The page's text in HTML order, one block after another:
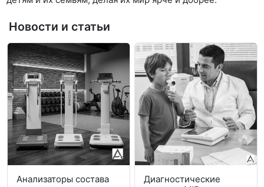
Новости и статьи
Анализаторы состава
Диагностические